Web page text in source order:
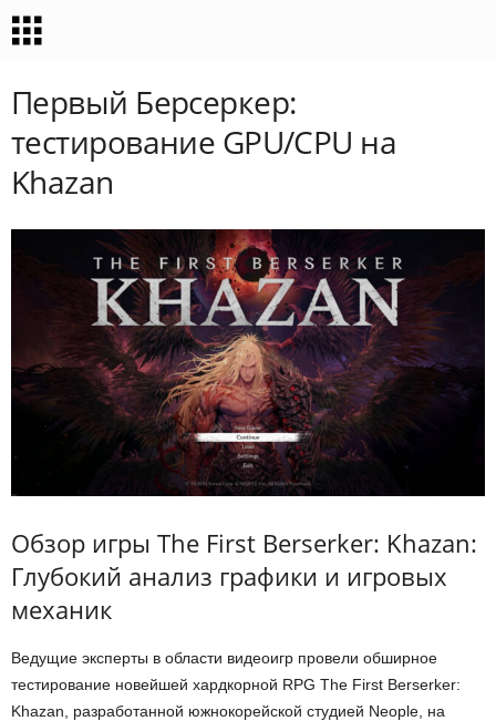
Первый Берсеркер:
тестирование GPU/CPU на
Khazan
Обзор игры The First Berserker: Khazan:
Глубокий анализ графики и игровых
механик
Ведущие эксперты в области видеоигр провели обширное
тестирование новейшей хардкорной RPG The First Berserker:
Khazan, разработанной южнокорейской студией Neople, на